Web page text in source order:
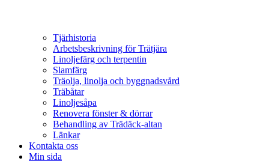
Tjärhistoria
Arbetsbeskrivning för Trätjära
Linoljefärg och terpentin
Slamfärg
Träolja, linolja och byggnadsvård
Träbåtar
Linoljesåpa
Renovera fönster & dörrar
Behandling av Trädäck-altan
Länkar
Kontakta oss
Min sida